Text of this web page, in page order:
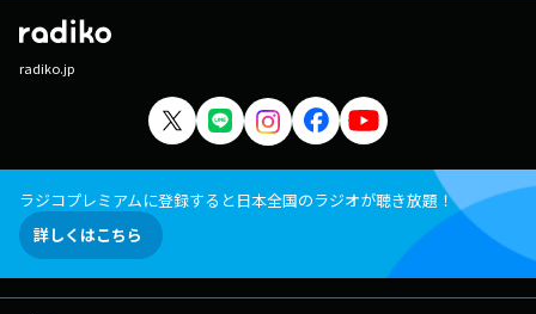
radiko.jp
ラジコプレミアムに登録すると日本全国のラジオが聴き放題！
詳しくはこちら